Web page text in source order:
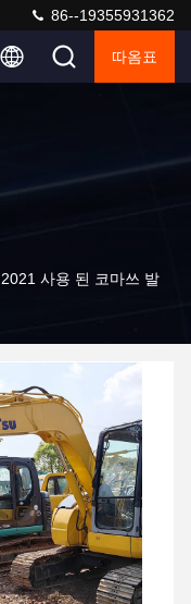
86--19355931362
따옴표
2021 사용 된 코마쓰 발